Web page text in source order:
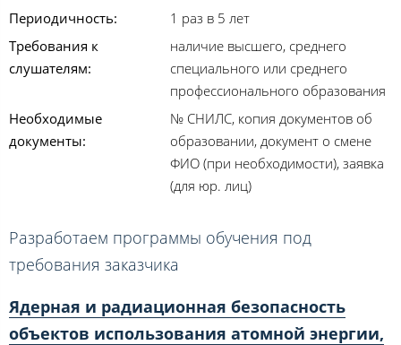
Периодичность:
1 раз в 5 лет
Требования к
слушателям:
наличие высшего, среднего
специального или среднего
профессионального образования
Необходимые
документы:
№ СНИЛС, копия документов об
образовании, документ о смене
ФИО (при необходимости), заявка
(для юр. лиц)
Разработаем программы обучения под
требования заказчика
Ядерная и радиационная безопасность
объектов использования атомной энергии,